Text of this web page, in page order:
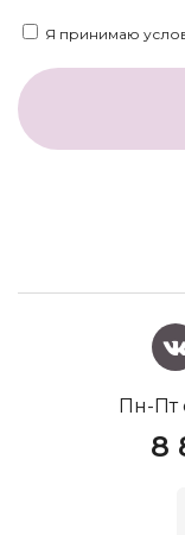
Я принимаю
Пн-Пт
8